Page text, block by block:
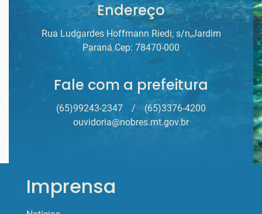
Endereço
Rua Ludgardes Hoffmann Riedi, s/n,Jardim
Paraná Cep: 78470-000
Fale com a prefeitura
(65)99243-2347 /
(65)3376-4200
ouvidoria@nobres.mt.gov.br
Imprensa